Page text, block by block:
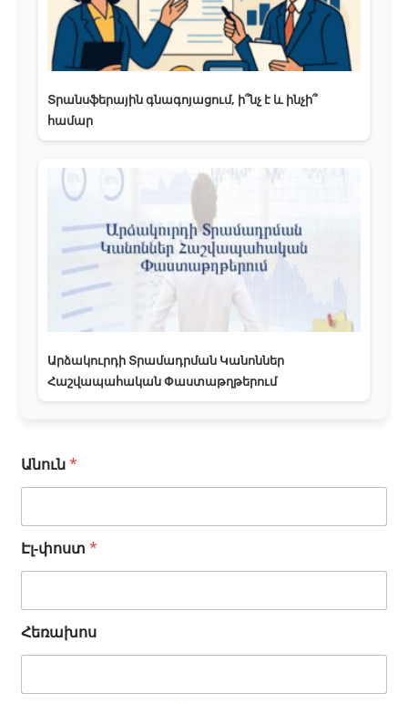
Տրանսֆերային գնագոյացում, ի՞նչ է և ինչի՞
համար
Արձակուրդի Տրամադրման Կանոններ
Հաշվապահական Փաստաթղթերում
*
փ
ո
ս
Անուն*
Էլ-փոստ*
Հեռախոս